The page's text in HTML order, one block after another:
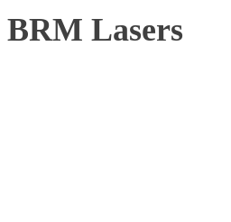
BRM Lasers